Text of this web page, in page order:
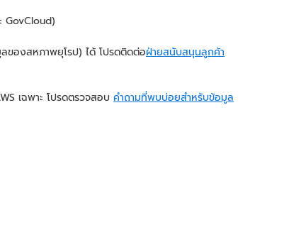
GovCloud)
ของสหภาพยุโรป) ได้ โปรดติดต่อฝ่ายสนับสนุนลูกค้า
เฉพาะ โปรดตรวจสอบ คำถามที่พบบ่อยสำหรับข้อมูล